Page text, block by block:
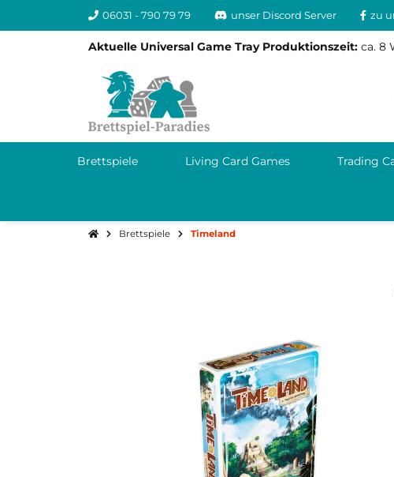
06031 - 790 79 79 unser Discord Server zu
Aktuelle Universal Game Tray Produktionszeit: ca. 8
Brettspiele Living Card Games Trading
Brettspiele Timeland